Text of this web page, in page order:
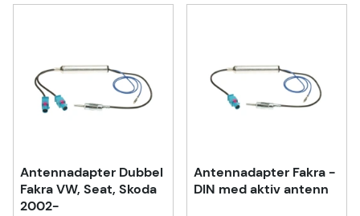
Antennadapter Dubbel
Fakra VW, Seat, Skoda
2002-
Antennadapter Fakra -
DIN med aktiv antenn